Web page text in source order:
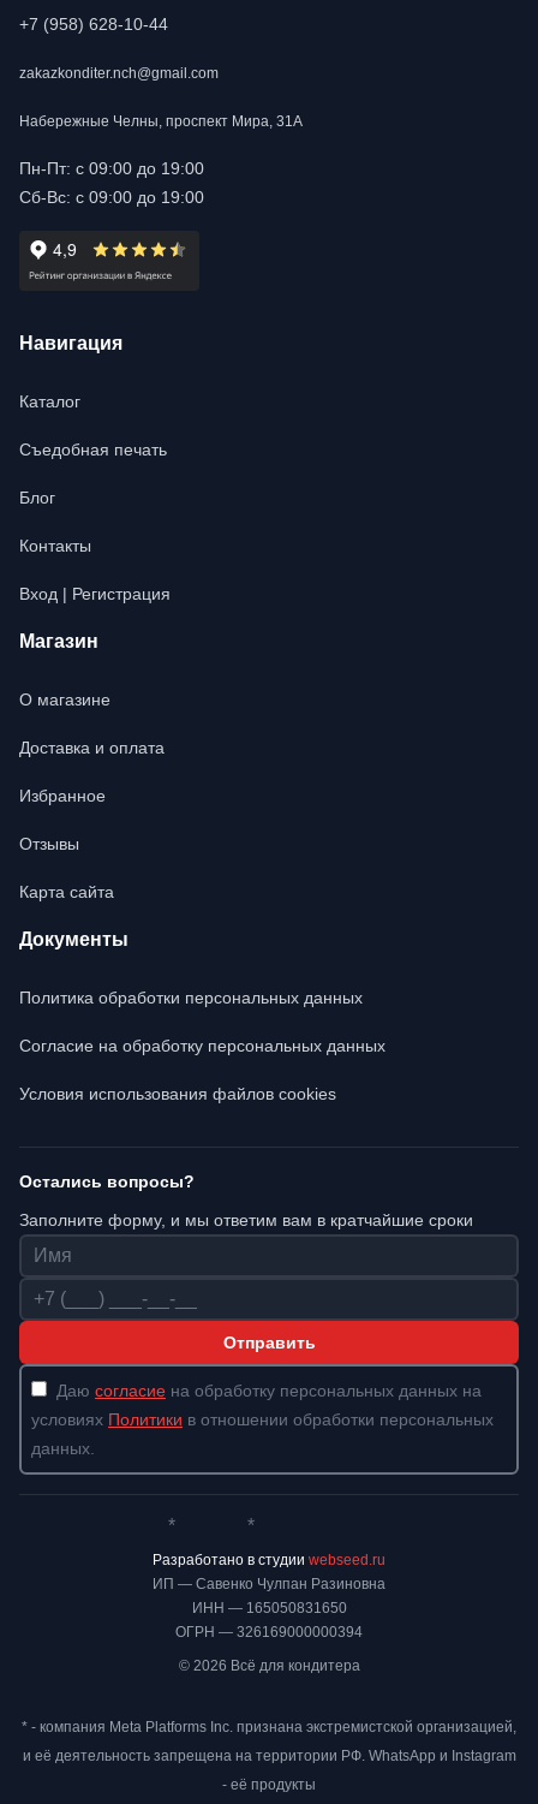
+7 (958) 628-10-44
zakazkonditer.nch@gmail.com
Набережные Челны, проспект Мира, 31А
Пн-Пт: с 09:00 до 19:00
Сб-Вс: с 09:00 до 19:00
Навигация
Каталог
Съедобная печать
Блог
Контакты
Вход | Регистрация
Магазин
О магазине
Доставка и оплата
Избранное
Отзывы
Карта сайта
Документы
Политика обработки персональных данных
Согласие на обработку персональных данных
Условия использования файлов cookies
Остались вопросы?
Заполните форму, и мы ответим вам в кратчайшие сроки
Имя
Телефон
Отправить
Даю согласие на обработку персональных данных на
условиях Политики в отношении обработки персональных
данных.
ИП — Савенко Чулпан Разиновна
ИНН — 165050831650
ОГРН — 326169000000394
© 2026 Всё для кондитера
* *
Разработано в студии webseed.ru
* - компания Meta Platforms Inc. признана экстремистской организацией,
и её деятельность запрещена на территории РФ. WhatsApp и Instagram
- её продукты